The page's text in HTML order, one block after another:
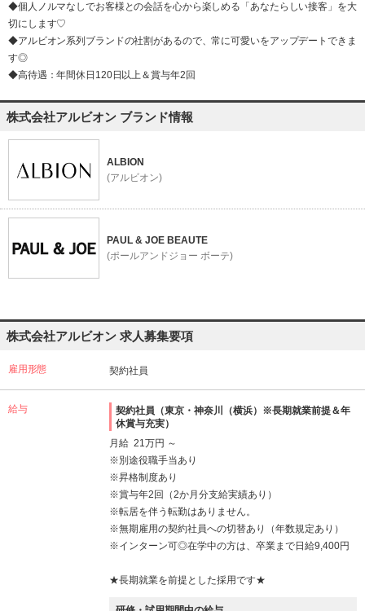
◆個人ノルマなしでお客様との会話を心から楽しめる「あなたらしい接客」を大
切にします♡
◆アルビオン系列ブランドの社割があるので、常に可愛いをアップデートできま
す◎
◆高待遇：年間休日120日以上＆賞与年2回
株式会社アルビオン ブランド情報
ALBION
(アルビオン)
PAUL & JOE BEAUTE
(ポールアンドジョー ボーテ)
株式会社アルビオン 求人募集要項
雇用形態 契約社員
給与
契約社員（東京・神奈川（横浜）※長期就業前提＆年
休賞与充実）
月給 21万円 ～
※別途役職手当あり
※昇格制度あり
※賞与年2回（2か月分支給実績あり）
※転居を伴う転勤はありません。
※無期雇用の契約社員への切替あり（年数規定あり）
※インターン可◎在学中の方は、卒業まで日給9,400円
★長期就業を前提とした採用です★